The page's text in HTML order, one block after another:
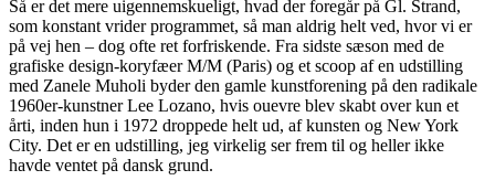
Så er det mere uigennemskueligt, hvad der foregår på Gl. Strand,
som konstant vrider programmet, så man aldrig helt ved, hvor vi er
på vej hen – dog ofte ret forfriskende. Fra sidste sæson med de
grafiske design-koryfæer M/M (Paris) og et scoop af en udstilling
med Zanele Muholi byder den gamle kunstforening på den radikale
1960er-kunstner Lee Lozano, hvis ouevre blev skabt over kun et
årti, inden hun i 1972 droppede helt ud, af kunsten og New York
City. Det er en udstilling, jeg virkelig ser frem til og heller ikke
havde ventet på dansk grund.